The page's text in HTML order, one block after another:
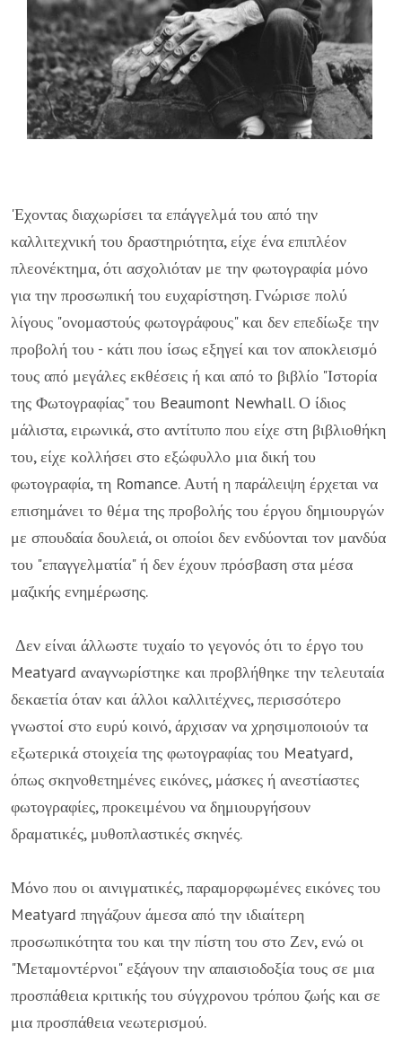
'Εχοντας διαχωρίσει τα επάγγελμά του από την
καλλιτεχνική του δραστηριότητα, είχε ένα επιπλέον
πλεονέκτημα, ότι ασχολιόταν με την φωτογραφία μόνο
για την προσωπική του ευχαρίστηση. Γνώρισε πολύ
λίγους "ονομαστούς φωτογράφους" και δεν επεδίωξε την
προβολή του - κάτι που ίσως εξηγεί και τον αποκλεισμό
τους από μεγάλες εκθέσεις ή και από το βιβλίο "Ιστορία
της Φωτογραφίας" του Beaumont Newhall. Ο ίδιος
μάλιστα, ειρωνικά, στο αντίτυπο που είχε στη βιβλιοθήκη
του, είχε κολλήσει στο εξώφυλλο μια δική του
φωτογραφία, τη Romance. Αυτή η παράλειψη έρχεται να
επισημάνει το θέμα της προβολής του έργου δημιουργών
με σπουδαία δουλειά, οι οποίοι δεν ενδύονται τον μανδύα
του "επαγγελματία" ή δεν έχουν πρόσβαση στα μέσα
μαζικής ενημέρωσης.
Δεν είναι άλλωστε τυχαίο το γεγονός ότι το έργο του
Meatyard αναγνωρίστηκε και προβλήθηκε την τελευταία
δεκαετία όταν και άλλοι καλλιτέχνες, περισσότερο
γνωστοί στο ευρύ κοινό, άρχισαν να χρησιμοποιούν τα
εξωτερικά στοιχεία της φωτογραφίας του Meatyard,
όπως σκηνοθετημένες εικόνες, μάσκες ή ανεστίαστες
φωτογραφίες, προκειμένου να δημιουργήσουν
δραματικές, μυθοπλαστικές σκηνές.
Μόνο που οι αινιγματικές, παραμορφωμένες εικόνες του
Meatyard πηγάζουν άμεσα από την ιδιαίτερη
προσωπικότητα του και την πίστη του στο Ζεν, ενώ οι
"Μεταμοντέρνοι" εξάγουν την απαισιοδοξία τους σε μια
προσπάθεια κριτικής του σύγχρονου τρόπου ζωής και σε
μια προσπάθεια νεωτερισμού.